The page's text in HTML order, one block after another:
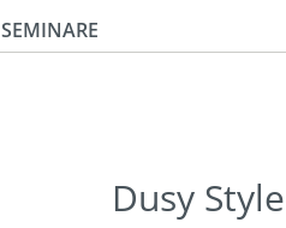
SEMINARE
Dusy